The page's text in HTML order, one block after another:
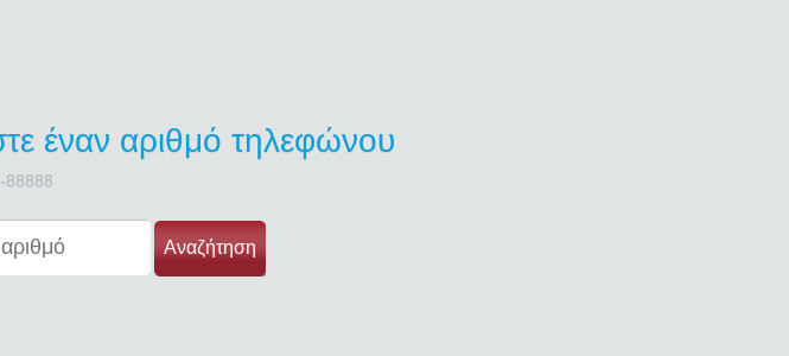
έναν αριθμό τηλεφώνου
88888
Αναζήτηση